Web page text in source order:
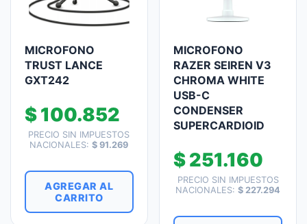
MICROFONO
TRUST LANCE
GXT242
$100.852
PRECIO SIN IMPUESTOS
NACIONALES:$ 91.269
AGREGAR AL
CARRITO
MICROFONO
RAZER SEIREN V3
CHROMA WHITE
USB-C
CONDENSER
SUPERCARDIOID
$251.160
PRECIO SIN IMPUESTOS
NACIONALES:$ 227.294